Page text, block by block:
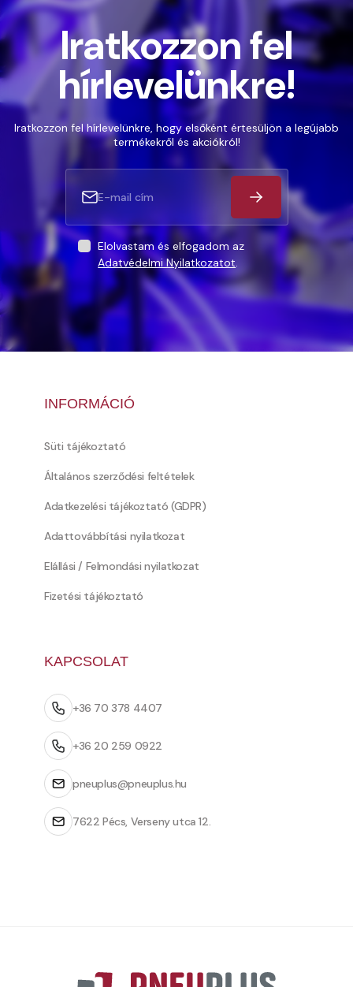
Iratkozzon fel
hírlevelünkre!
Iratkozzon fel hírlevelünkre, hogy elsőként értesüljön a legújabb
termékekről és akciókról!
Elolvastam és elfogadom az
Adatvédelmi Nyilatkozatot.
INFORMÁCIÓ
Süti tájékoztató
Általános szerződési feltételek
Adatkezelési tájékoztató (GDPR)
Adattovábbítási nyilatkozat
Elállási / Felmondási nyilatkozat
Fizetési tájékoztató
KAPCSOLAT
+36 70 378 4407
+36 20 259 0922
pneuplus@pneuplus.hu
7622 Pécs, Verseny utca 12.